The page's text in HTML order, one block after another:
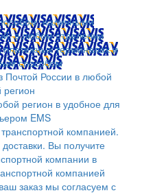
наличными
в любом отделении
платежных терминалах и
способом
Почтой России в любой
регион в удобное для
EMS
компанией.
Вы получите
компании в
компанией
заказ мы согласуем с